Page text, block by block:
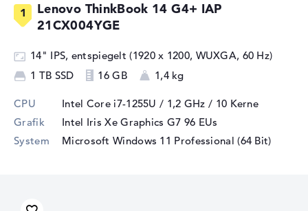
Lenovo ThinkBook 14 G4+ IAP
21CX004YGE
14" IPS, entspiegelt (1920 x 1200, WUXGA, 60 Hz)
1 TB SSD
16 GB 1,4 kg
CPU Intel Core i7-1255U / 1,2 GHz / 10 Kerne
Grafik
Intel Iris Xe Graphics G7 96 EUs
System
Microsoft Windows 11 Professional (64 Bit)